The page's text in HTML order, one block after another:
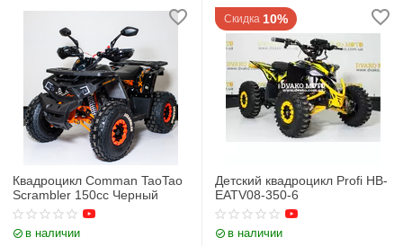
Квадроцикл Comman TaoTao
Scrambler 150cc Черный
в наличии
Скидка 10%
Детский квадроцикл Profi HB-
EATV08-350-6
в наличии